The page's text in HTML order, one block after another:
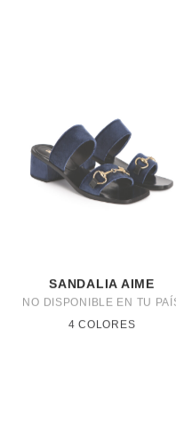
NO DISPONIBLE EN TU PAÍS
4 COLORES